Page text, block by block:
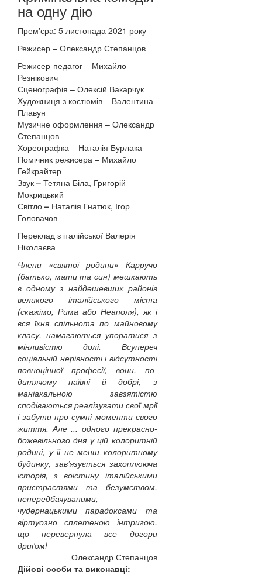
на одну дію
Прем'єра: 5 листопада 2021 року
Режисер – Олександр Степанцов
Режисер-педагог – Михайло
Резнікович
Сценографія – Олексій Вакарчук
Художниця з костюмів – Валентина
Плавун
Музичне оформлення – Олександр
Степанцов
Хореографка – Наталія Бурлака
Помічник режисера – Михайло
Гейкрайтер
Звук – Тетяна Біла, Григорій
Мокрицький
Світло – Наталія Гнатюк, Ігор
Головачов
Переклад з італійської Валерія
Ніколаєва
Члени «святої родини» Карручо
(батько, мати та син) мешкають
в одному з найдешевших районів
великого італійського міста
(скажімо, Рима або Неаполя), як і
вся їхня спільнота по майновому
класу, намагаються упоратися з
мінливістю долі. Всупереч
соціальній нерівності і відсутності
повноцінної професії, вони, по-
дитячому наївні й добрі, з
маніакальною завзятістю
сподіваються реалізувати свої мрії
і забути про сумні моменти свого
життя. Але ... одного прекрасно-
божевільного дня у цій колоритній
родині, у її не менш колоритному
будинку, зав’язується захоплююча
історія, з воістину італійськими
пристрастями та безумством,
непередбачуваними,
чудернацькими парадоксами та
віртуозно сплетеною інтригою,
що перевернула все догори
дриґом!
Олександр Степанцов
Дійові особи та виконавці: